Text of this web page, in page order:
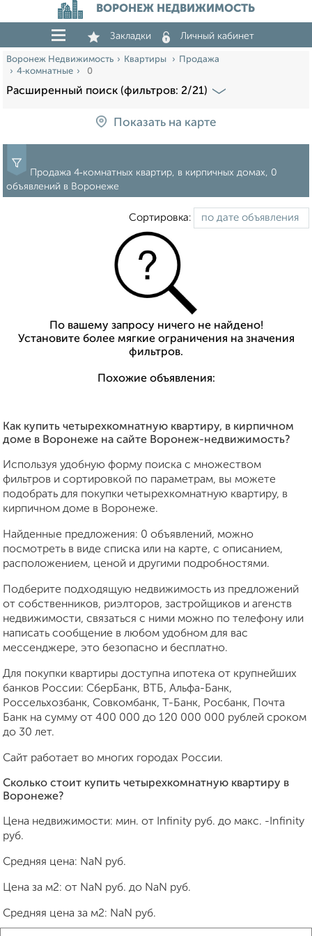
ВОРОНЕЖ НЕДВИЖИМОСТЬ
Закладки Личный кабинет
Воронеж Недвижимость Квартиры
Продажа
4‑комнатные
0
Расширенный поиск (фильтров: 2/21)
Показать на карте
Продажа 4‑комнатных квартир, в кирпичных домах, 0
объявлений в Воронеже
Сортировка:
По вашему запросу ничего не найдено!
Установите более мягкие ограничения на значения
фильтров.
Похожие объявления:
Как купить четырехкомнатную квартиру, в кирпичном
доме в Воронеже на сайте Воронеж-недвижимость?
Используя удобную форму поиска с множеством
фильтров и сортировкой по параметрам, вы можете
подобрать для покупки четырехкомнатную квартиру, в
кирпичном доме в Воронеже.
Найденные предложения: 0 объявлений, можно
посмотреть в виде списка или на карте, с описанием,
расположением, ценой и другими подробностями.
Подберите подходящую недвижимость из предложений
от собственников, риэлторов, застройщиков и агенств
недвижимости, связаться с ними можно по телефону или
написать сообщение в любом удобном для вас
мессенджере, это безопасно и бесплатно.
Для покупки квартиры доступна ипотека от крупнейших
банков России: СберБанк, ВТБ, Альфа-Банк,
Россельхозбанк, Совкомбанк, Т-Банк, Росбанк, Почта
Банк на сумму от 400 000 до 120 000 000 рублей сроком
до 30 лет.
Сайт работает во многих городах России.
Сколько стоит купить четырехкомнатную квартиру в
Воронеже?
Цена недвижимости: мин. от Infinity руб. до макс. -Infinity
руб.
Средняя цена: NaN руб.
Цена за м2: от NaN руб. до NaN руб.
Средняя цена за м2: NaN руб.